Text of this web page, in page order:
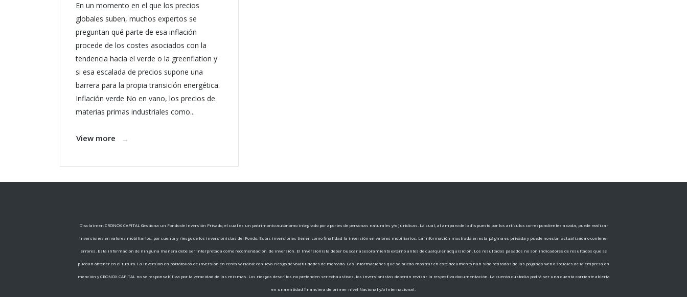
En un momento en el que los precios
globales suben, muchos expertos se
preguntan qué parte de esa inflación
procede de los costes asociados con la
tendencia hacia el verde o la greenflation y
si esa escalada de precios supone una
barrera para la propia transición energética.
Inflación verde No en vano, los precios de
materias primas industriales como...
View more
Disclaimer: CRONOX CAPITAL Gestiona un Fondo de Inversión Privado, el cual es un patrimonio autónomo integrado por aportes de personas naturales y/o jurídicas. La cual, al amparo de lo dispuesto por los artículos correspondientes a cada, puede realizar
inversiones en valores mobiliarios, por cuenta y riesgo de los inversionistas del Fondo. Estas inversiones tienen como finalidad la inversión en valores mobiliarios. La información mostrada en esta página es privada y puede no estar actualizada o contener
errores. Esta información de ninguna manera debe ser interpretada como recomendación de inversión. El Inversionista deber buscar asesoramiento externo antes de cualquier adquisición. Los resultados pasados no son indicadores de resultados que se
puedan obtener en el futuro. La inversión en portafolios de inversión en renta variable conlleva riesgo de volatilidades de mercado. Las informaciones que se pueda mostrar en este documento han sido retiradas de las páginas web o sociales de la empresa en
mención y CRONOX CAPITAL no se responsabiliza por la veracidad de las mismas. Los riesgos descritos no pretenden ser exhaustivos, los inversionistas deberán revisar la respectiva documentación. La cuenta custodia podrá ser una cuenta corriente abierta
en una entidad financiera de primer nivel Nacional y/o Internacional.